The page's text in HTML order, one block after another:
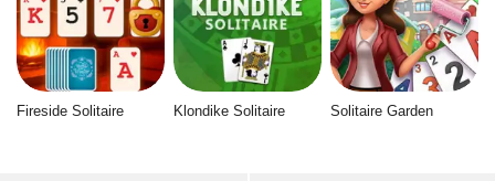
Fireside Solitaire Klondike Solitaire Solitaire Garden